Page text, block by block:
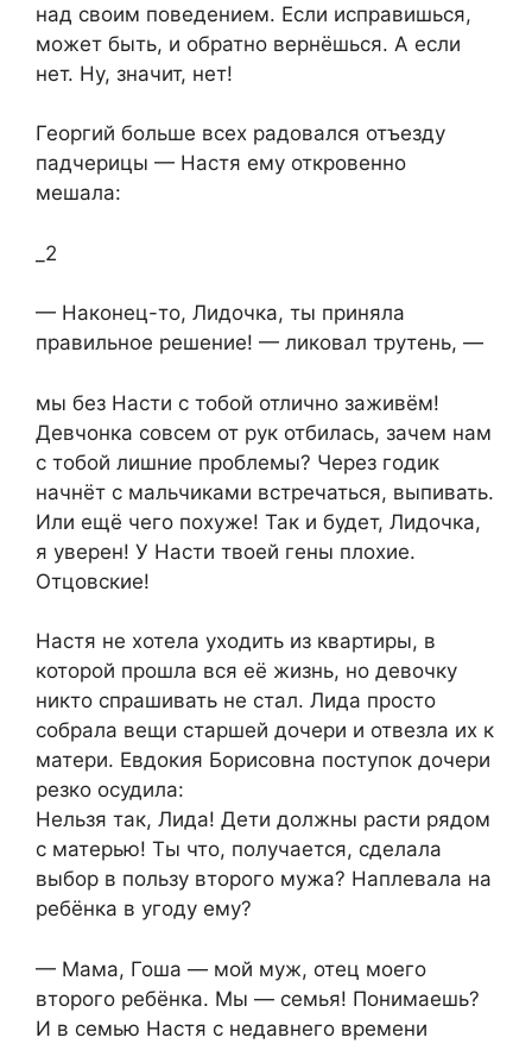
над своим поведением. Если исправишься,
может быть, и обратно вернёшься. А если
нет. Ну, значит, нет!​
​Георгий больше всех радовался отъезду
падчерицы — Настя ему откровенно
мешала:​
_2
​— Наконец-то, Лидочка, ты приняла
правильное решение! — ликовал трутень, —​
​мы без Насти с тобой отлично заживём!
Девчонка совсем от рук отбилась, зачем нам
с тобой лишние проблемы? Через годик
начнёт с мальчиками встречаться, выпивать.
Или ещё чего похуже! Так и будет, Лидочка,
я уверен! У Насти твоей гены плохие.
Отцовские!​
​Настя не хотела уходить из квартиры, в
которой прошла вся её жизнь, но девочку
никто спрашивать не стал. Лида просто
собрала вещи старшей дочери и отвезла их к
матери. Евдокия Борисовна поступок дочери
резко осудила:​
Нельзя так, Лида! Дети должны расти рядом
с матерью! Ты что, получается, сделала
выбор в пользу второго мужа? Наплевала на
ребёнка в угоду ему?​
​— Мама, Гоша — мой муж, отец моего
второго ребёнка. Мы — семья! Понимаешь?
И в семью Настя с недавнего времени